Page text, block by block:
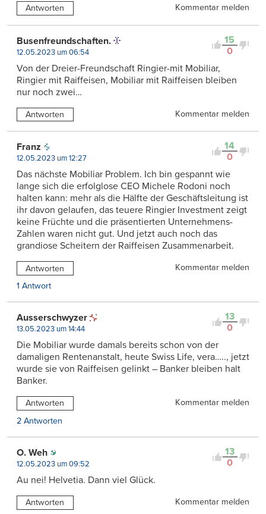
Antworten Kommentar melden
15
0
Busenfreundschaften.
12.05.2023 um 06:54
Von der Dreier-Freundschaft Ringier-mit Mobiliar,
Ringier mit Raiffeisen, Mobiliar mit Raiffeisen bleiben
nur noch zwei…
Antworten Kommentar melden
14
0
Franz
12.05.2023 um 12:27
Das nächste Mobiliar Problem. Ich bin gespannt wie
lange sich die erfolglose CEO Michele Rodoni noch
halten kann: mehr als die Hälfte der Geschäftsleitung ist
ihr davon gelaufen, das teuere Ringier Investment zeigt
keine Früchte und die präsentierten Unternehmens-
Zahlen waren nicht gut. Und jetzt auch noch das
grandiose Scheitern der Raiffeisen Zusammenarbeit.
Antworten
Kommentar melden
1 Antwort
13
0
Ausserschwyzer
13.05.2023 um 14:44
Die Mobiliar wurde damals bereits schon von der
damaligen Rentenanstalt, heute Swiss Life, vera….., jetzt
wurde sie von Raiffeisen gelinkt – Banker bleiben halt
Banker.
Antworten
Kommentar melden
2 Antworten
13
0
O. Weh
12.05.2023 um 09:52
Au nei! Helvetia. Dann viel Glück.
Antworten
Kommentar melden